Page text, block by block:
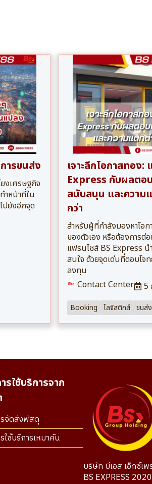
ารขนส่ง
งเศรษฐกิจ
ำหน้าที่ใน
ปยังอีกจุด
เจาะลึกโอกาสทอง:
Express กับผลตอ
สนับสนุน และความ
กว่า
สำหรับผู้ที่กำลังมองหาโอ
ของตัวเอง หรือต้องการต่
แฟรนไชส์ BS Express น
สนใจ ด้วยจุดเด่นที่ตอบโจ
ลงทุน
Contact Center
5
Booking โลจิสติกส์ ขนส่ง
รใช้บริการจาก
จัดส่งพัสดุ
ใช้บริการเหมาคัน
บริษัท บีเอส เอ็กซ์เ
BS EXPRESS